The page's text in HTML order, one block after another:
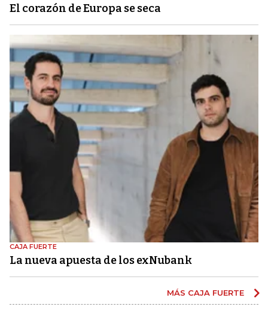
El corazón de Europa se seca
CAJA FUERTE
La nueva apuesta de los exNubank
MÁS CAJA FUERTE